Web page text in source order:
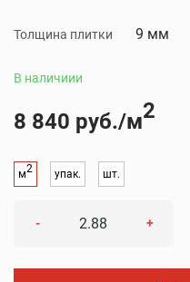
Толщина плитки 9 мм
В наличиии
8 840 руб./м2
м2 упак. шт.
- +